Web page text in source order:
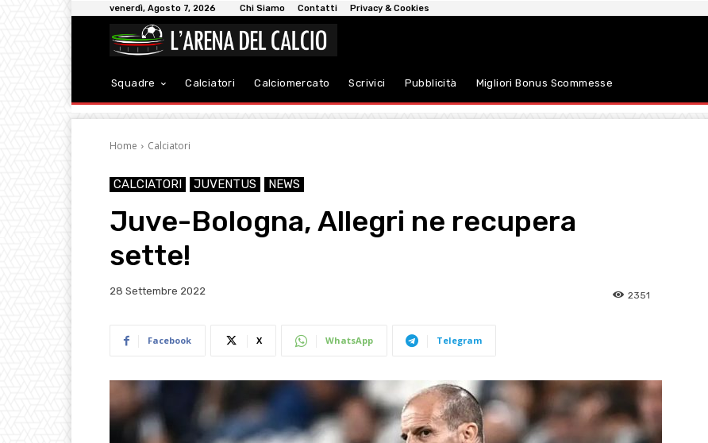
venerdì, Agosto 7, 2026 Chi Siamo Contatti Privacy & Cookies
Squadre Calciatori Calciomercato Scrivici Pubblicità Migliori Bonus Scommesse
Home Calciatori
CALCIATORI JUVENTUS NEWS
Juve-Bologna, Allegri ne recupera
sette!
28 Settembre 2022 2351
Facebook X WhatsApp Telegram